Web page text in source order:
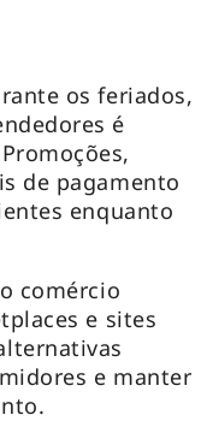
os feriados,
é
de pagamento
enquanto
comércio
e sites
e manter